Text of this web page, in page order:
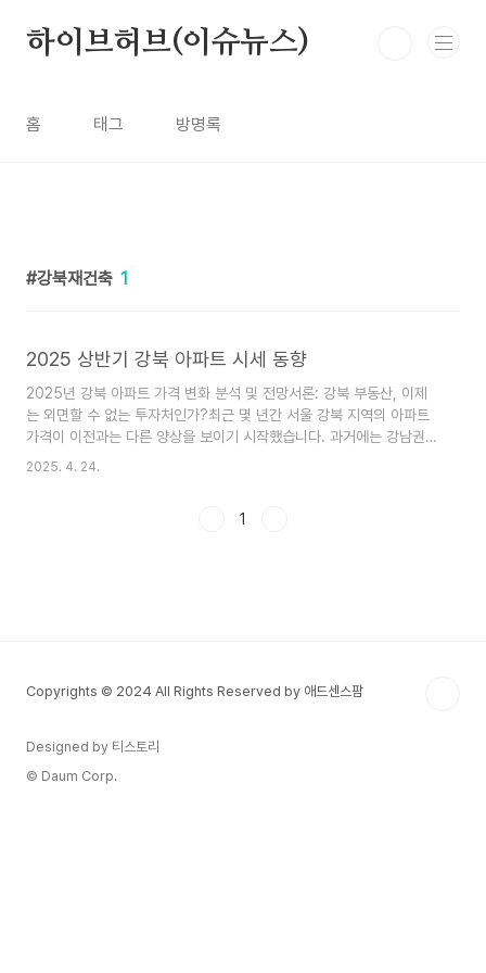
하이브허브(이슈뉴스)
홈 태그 방명록
강북재건축 1
2025 상반기 강북 아파트 시세 동향
2025년 강북 아파트 가격 변화 분석 및 전망서론: 강북 부동산, 이제
는 외면할 수 없는 투자처인가?최근 몇 년간 서울 강북 지역의 아파트
가격이 이전과는 다른 양상을 보이기 시작했습니다. 과거에는 강남권에
비해 상대적으로 저평가되어 왔던 강북권 부동산이지만, 인프라 확충과
습니다. 특히 2023년부터 2025년까지 강북 아파트 가격은 전반적으
2025. 4. 24.
1
Copyrights © 2024 All Rights Reserved by 애드센스팜
Designed by 티스토리
© Daum Corp.